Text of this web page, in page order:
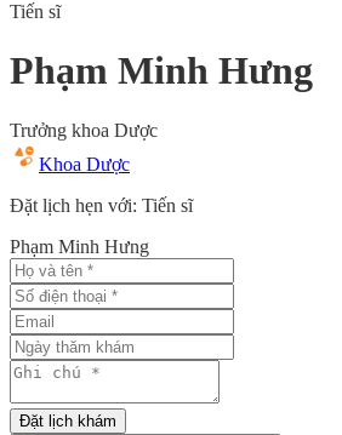
Tiến sĩ
Phạm Minh Hưng
Trưởng khoa Dược
Khoa Dược
Đặt lịch hẹn với: Tiến sĩ
Phạm Minh Hưng
Đặt lịch khám